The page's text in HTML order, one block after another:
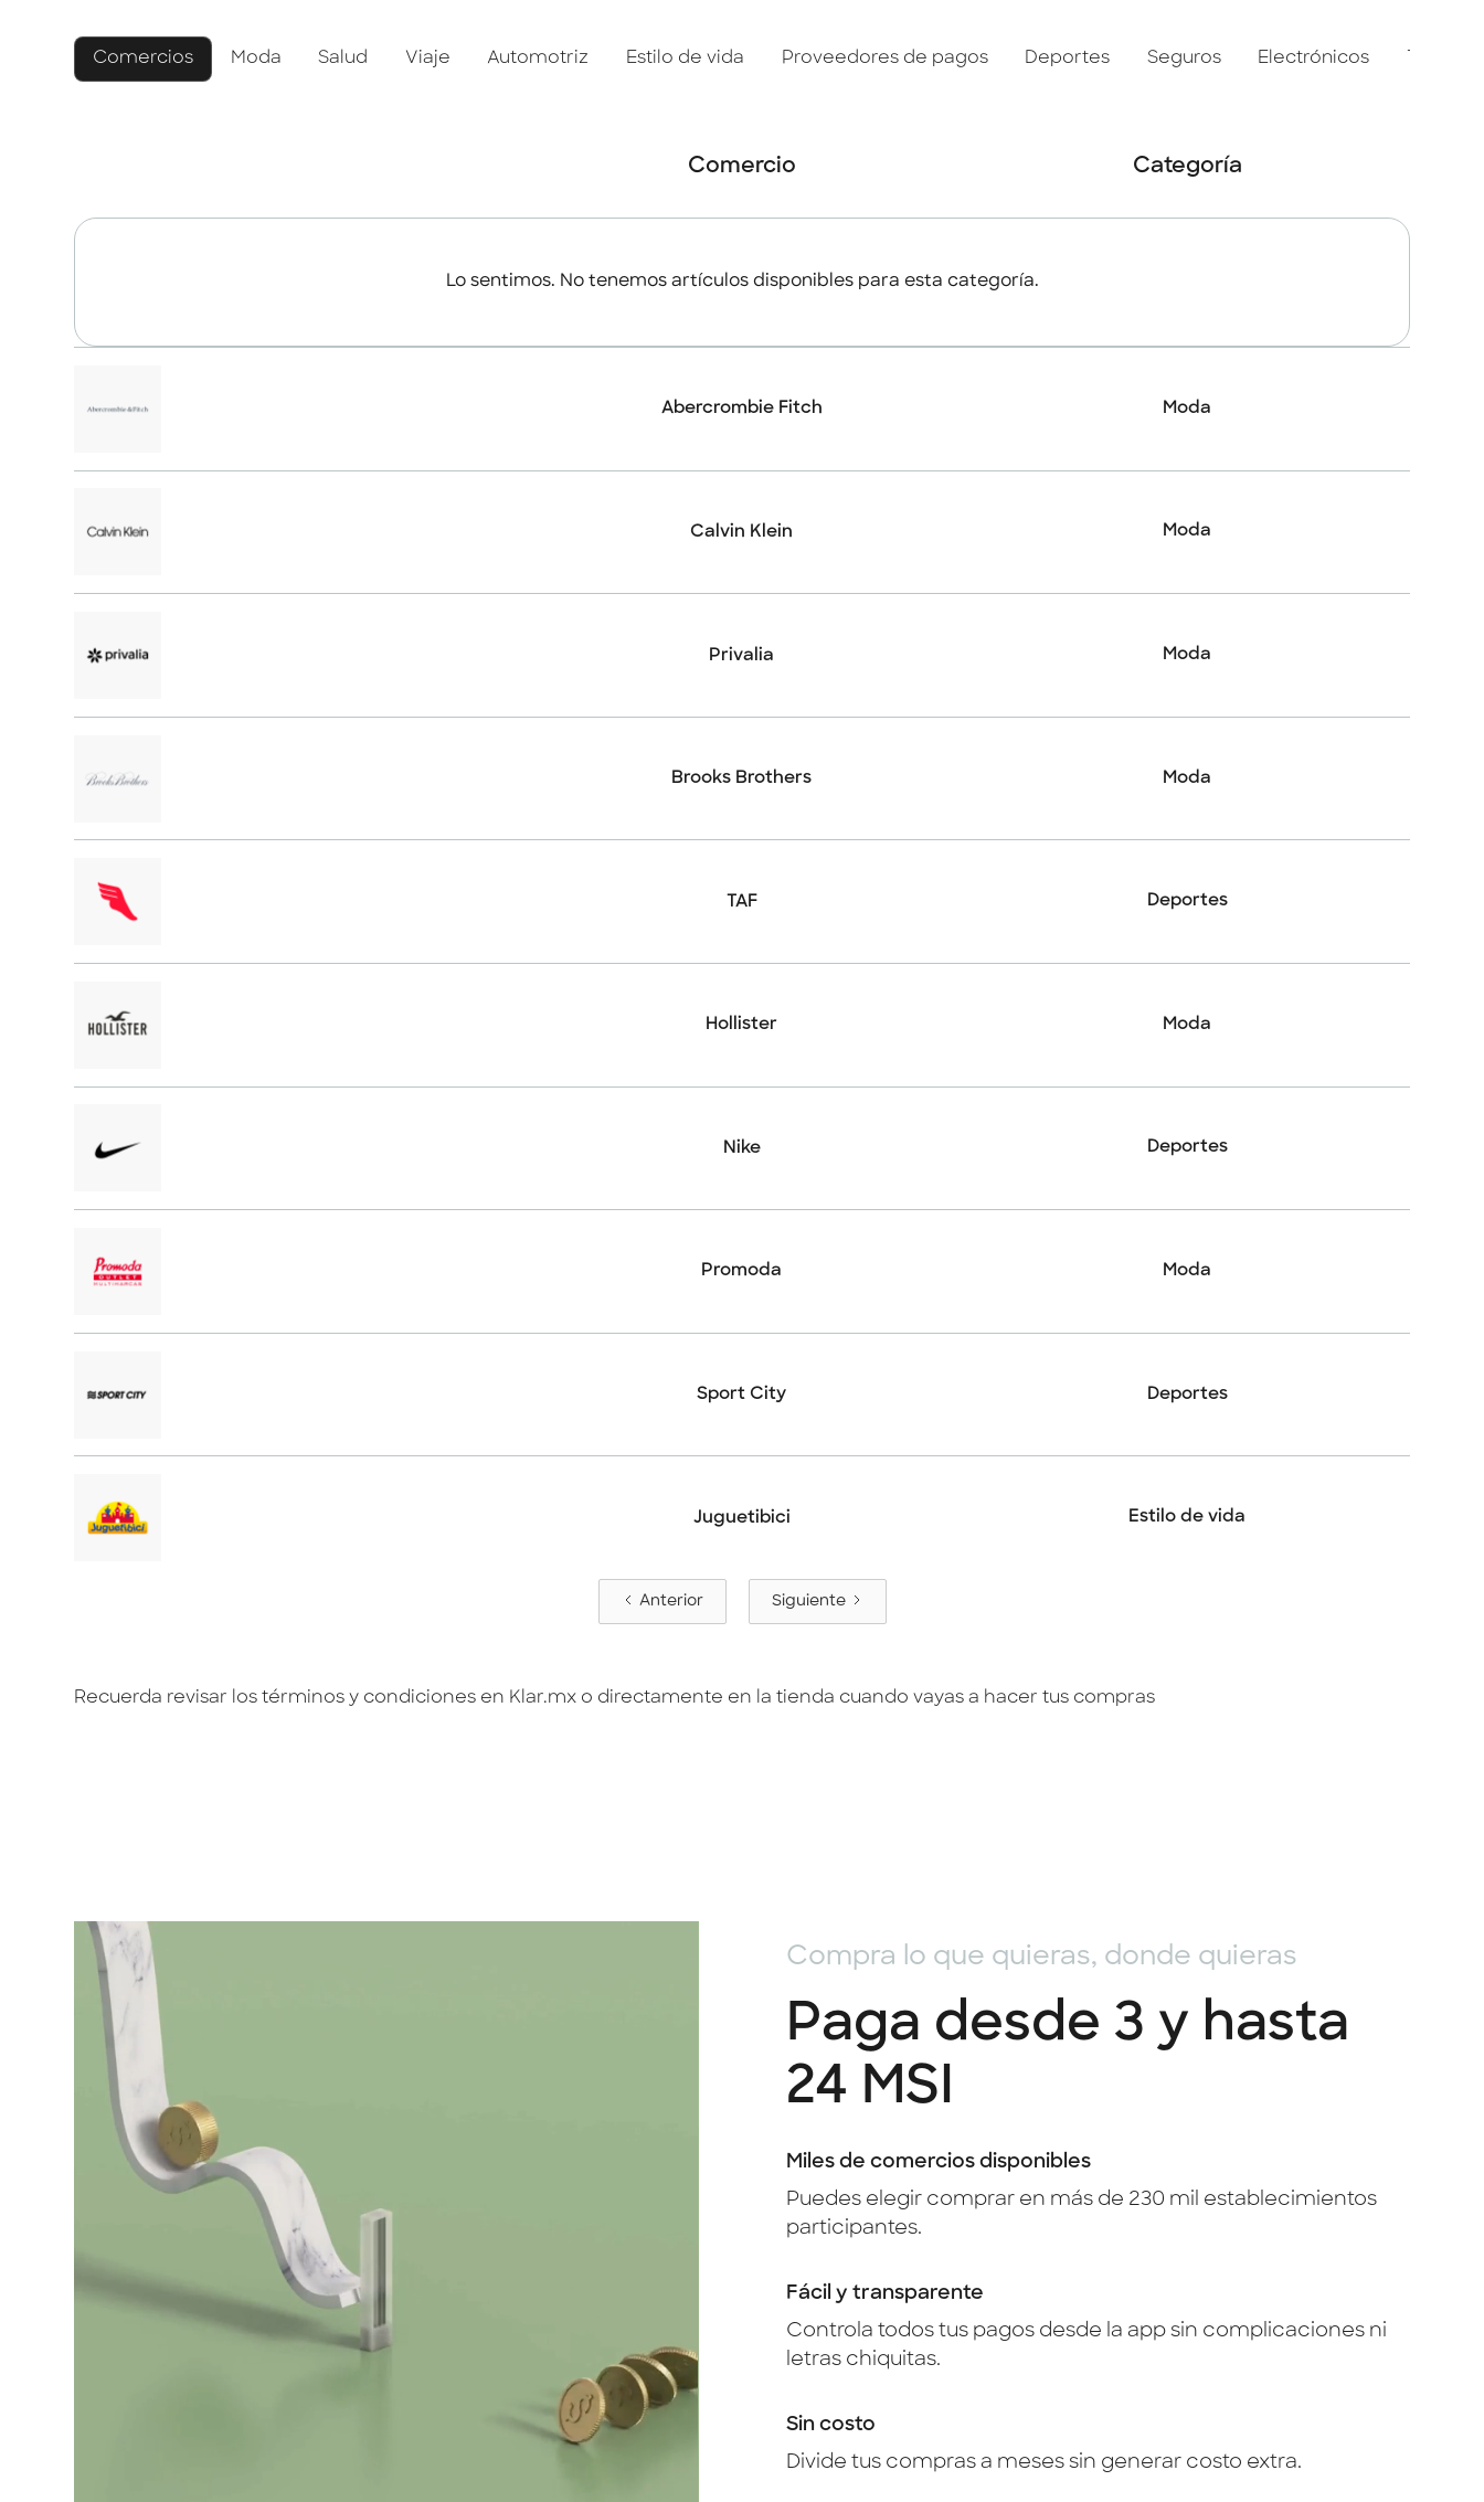
Comercios Moda Salud Viaje Automotriz Estilo de vida Proveedores de pagos Deportes Seguros Electrónicos
Comercio Categoría
Lo sentimos. No tenemos artículos disponibles para esta categoría.
Abercrombie Fitch Moda
Calvin Klein Moda
Privalia Moda
Brooks Brothers Moda
TAF Deportes
Hollister Moda
Nike Deportes
Promoda Moda
Sport City Deportes
Juguetibici Estilo de vida
Anterior Siguiente
Recuerda revisar los términos y condiciones en Klar.mx o directamente en la tienda cuando vayas a hacer tus compras
Compra lo que quieras, donde quieras
Paga desde 3 y hasta
24 MSI
Miles de comercios disponibles
Puedes elegir comprar en más de 230 mil establecimientos
participantes.
Fácil y transparente
Controla todos tus pagos desde la app sin complicaciones ni
letras chiquitas.
Sin costo
Divide tus compras a meses sin generar costo extra.